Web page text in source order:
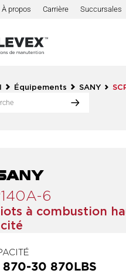
À propos Carrière Succursales
Équipements SANY
6
à combustion
870-30 870LBS